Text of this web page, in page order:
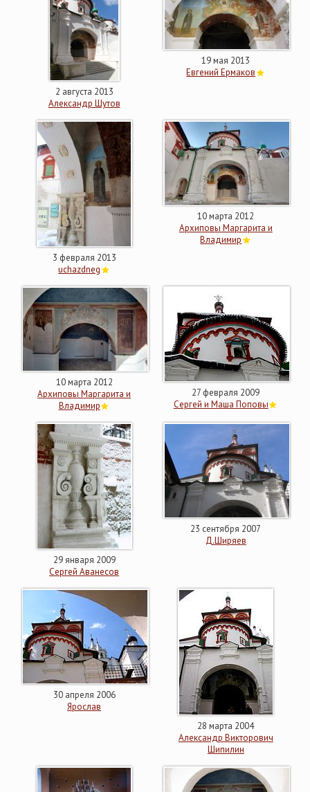
2 августа 2013
Александр Шутов
19 мая 2013
Евгений Ермаков
3 февраля 2013
uchazdneg
10 марта 2012
Архиповы Маргарита и
Владимир
10 марта 2012
Архиповы Маргарита и
Владимир
27 февраля 2009
Сергей и Маша Поповы
29 января 2009
Сергей Аванесов
23 сентября 2007
Д.Ширяев
30 апреля 2006
Ярослав
28 марта 2004
Александр Викторович
Шипилин